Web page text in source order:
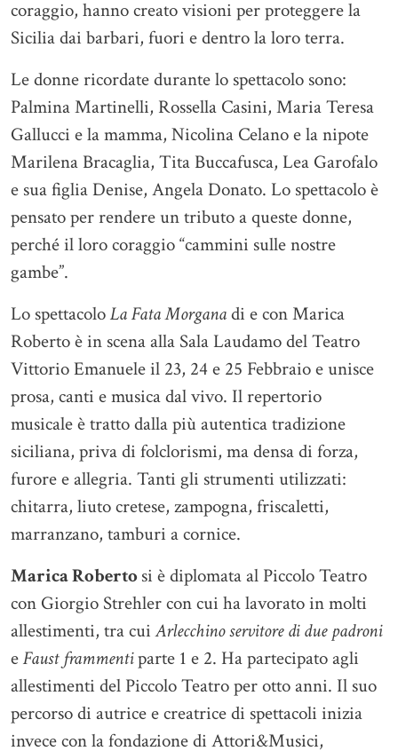
coraggio, hanno creato visioni per proteggere la
Sicilia dai barbari, fuori e dentro la loro terra.
Le donne ricordate durante lo spettacolo sono:
Palmina Martinelli, Rossella Casini, Maria Teresa
Gallucci e la mamma, Nicolina Celano e la nipote
Marilena Bracaglia, Tita Buccafusca, Lea Garofalo
e sua figlia Denise, Angela Donato. Lo spettacolo è
pensato per rendere un tributo a queste donne,
perché il loro coraggio “cammini sulle nostre
gambe”.
Lo spettacoloLa Fata Morganadi e con Marica
Roberto è in scena alla Sala Laudamo del Teatro
Vittorio Emanuele il 23, 24 e 25 Febbraio e unisce
prosa, canti e musica dal vivo. Il repertorio
musicale è tratto dalla più autentica tradizione
siciliana, priva di folclorismi, ma densa di forza,
furore e allegria. Tanti gli strumenti utilizzati:
chitarra, liuto cretese, zampogna, friscaletti,
marranzano, tamburi a cornice.
Marica Robertosi è diplomata al Piccolo Teatro
con Giorgio Strehler con cui ha lavorato in molti
allestimenti, tra cuiArlecchino servitore di due padroni
eFaust frammentiparte 1 e 2. Ha partecipato agli
allestimenti del Piccolo Teatro per otto anni. Il suo
percorso di autrice e creatrice di spettacoli inizia
invece con la fondazione di Attori&Musici,